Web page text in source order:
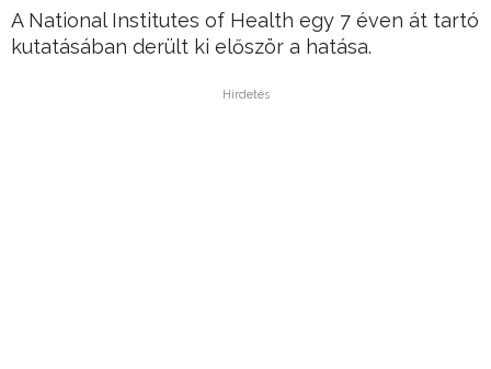
A National Institutes of Health egy 7 éven át tartó
kutatásában derült ki először a hatása.
Hirdetés